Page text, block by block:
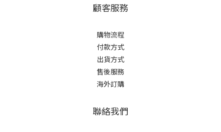
顧客服務
購物流程
付款方式
出貨方式
售後服務
海外訂購
聯絡我們